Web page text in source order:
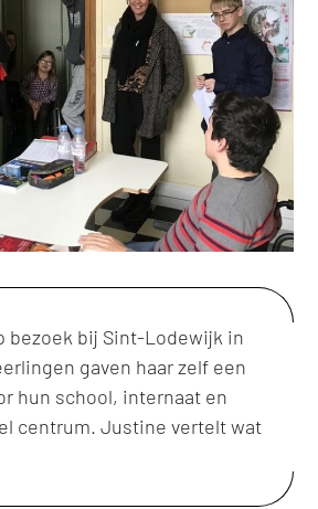
bezoek bij Sint-Lodewijk in
gaven haar zelf een
hun school, internaat en
centrum. Justine vertelt wat